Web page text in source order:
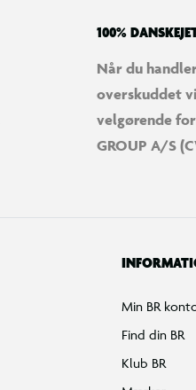
100%
Når du
overskuddet
velgørende
GROUP A/S
Min BR
Find din BR
Klub BR